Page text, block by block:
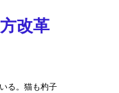
改革
る。猫も杓子